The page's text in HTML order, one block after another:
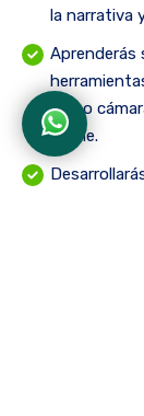
la narrativa
Aprenderás
como
online.